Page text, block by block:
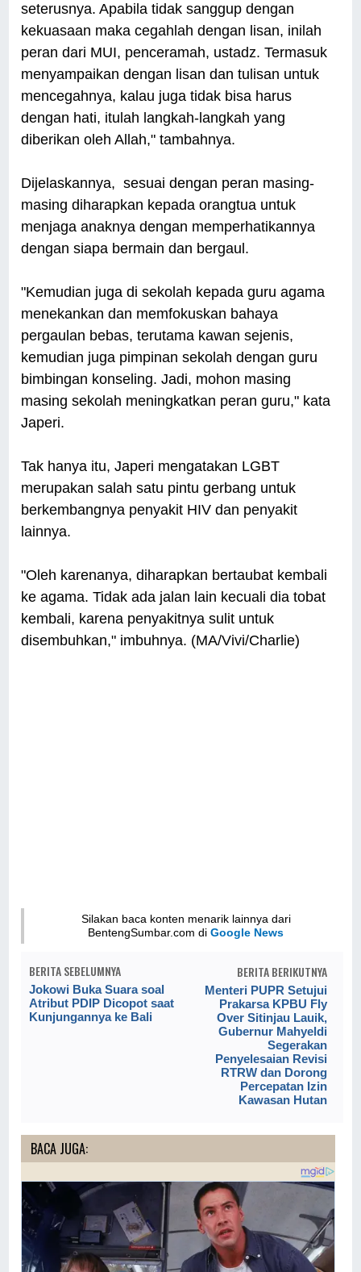
seterusnya. Apabila tidak sanggup dengan
kekuasaan maka cegahlah dengan lisan, inilah
peran dari MUI, penceramah, ustadz. Termasuk
menyampaikan dengan lisan dan tulisan untuk
mencegahnya, kalau juga tidak bisa harus
dengan hati, itulah langkah-langkah yang
diberikan oleh Allah," tambahnya.
Dijelaskannya, sesuai dengan peran masing-
masing diharapkan kepada orangtua untuk
menjaga anaknya dengan memperhatikannya
dengan siapa bermain dan bergaul.
"Kemudian juga di sekolah kepada guru agama
menekankan dan memfokuskan bahaya
pergaulan bebas, terutama kawan sejenis,
kemudian juga pimpinan sekolah dengan guru
bimbingan konseling. Jadi, mohon masing
masing sekolah meningkatkan peran guru," kata
Japeri.
Tak hanya itu, Japeri mengatakan LGBT
merupakan salah satu pintu gerbang untuk
berkembangnya penyakit HIV dan penyakit
lainnya.
"Oleh karenanya, diharapkan bertaubat kembali
ke agama. Tidak ada jalan lain kecuali dia tobat
kembali, karena penyakitnya sulit untuk
disembuhkan," imbuhnya. (MA/Vivi/Charlie)
Silakan baca konten menarik lainnya dari
BentengSumbar.com diGoogle News
BERITA SEBELUMNYA
Jokowi Buka Suara soal
Atribut PDIP Dicopot saat
Kunjungannya ke Bali
BERITA BERIKUTNYA
Menteri PUPR Setujui
Prakarsa KPBU Fly
Over Sitinjau Lauik,
Gubernur Mahyeldi
Segerakan
Penyelesaian Revisi
RTRW dan Dorong
Percepatan Izin
Kawasan Hutan
BACA JUGA: